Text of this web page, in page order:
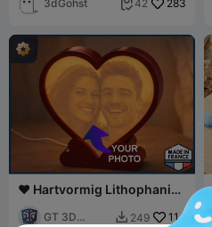
3dGohst  42 283
❤️ Hartvormig Lithophanie
GT 3D
 249 114